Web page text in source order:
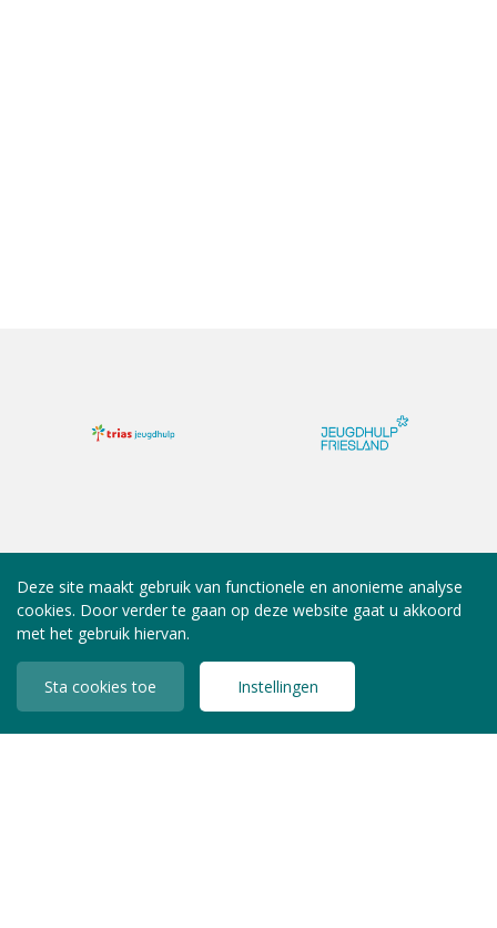
Deze site maakt gebruik van functionele en anonieme analyse
cookies. Door verder te gaan op deze website gaat u akkoord
met het gebruik hiervan.
Sta cookies toe Instellingen